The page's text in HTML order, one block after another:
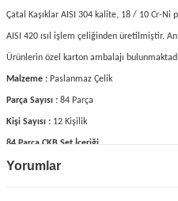
Çatal Kaşıklar AISI 304 kalite, 18 / 10 Cr-
AISI 420 ısıl işlem çeliğinden üretilmiştir.
Ürünlerin özel karton ambalajı
Malzeme : Paslanmaz Çelik
Parça Sayısı : 84 Parça
Kişi Sayısı : 12 Kişilik
84 Parça ÇKB Set İçeriği
12 Adet Yemek Çatal
Yorumlar